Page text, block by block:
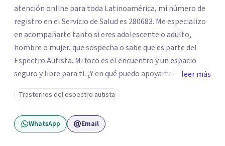
atención online para toda Latinoamérica, mi número de
registro en el Servicio de Salud es 280683. Me especializo
en acompañarte tanto si eres adolescente o adulto,
hombre o mujer, que sospecha o sabe que es parte del
Espectro Autista. Mi foco es el encuentro y un espacio
seguro y libre para ti. ¿Y en qué puedo apoyarte? Si tienes
la intuición de ser autista, realizo la Evaluación
Diagnóstica utilizando protocolos de alta precisión
(incluyendo la formación en ADOS-2 y Diplomas UV). Te
entrego un informe que le da nombre y comprensión a tu
leer más
Trastornos del espectro autista
WhatsApp Email